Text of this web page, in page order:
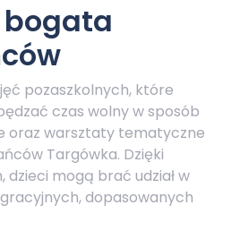
pozaszkolnych, które
czas wolny w sposób
oraz warsztaty tematyczne
Targówka. Dzięki
mogą brać udział w
dopasowanych